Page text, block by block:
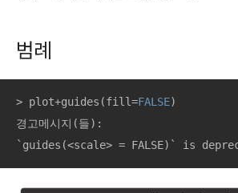
범례
> plot+guides(fill=FALSE)
경고메시지(들):
`guides(<scale> = FALSE)` is